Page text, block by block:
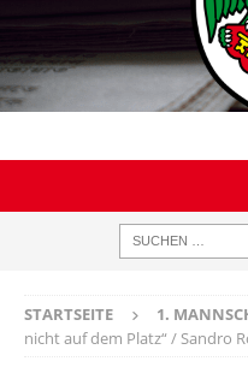
STARTSEITE 1.
nicht auf dem Platz“ / Sandro